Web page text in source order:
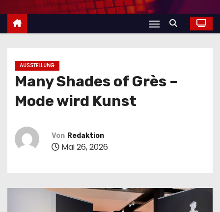
l
AUSSTELLUNG
Many Shades of Grès –
Mode wird Kunst
Von Redaktion
Mai 26, 2026